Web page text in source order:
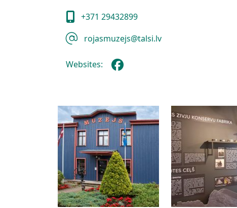
+371 29432899
rojasmuzejs@talsi.lv
Websites: